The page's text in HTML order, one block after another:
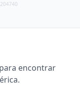
encontrar